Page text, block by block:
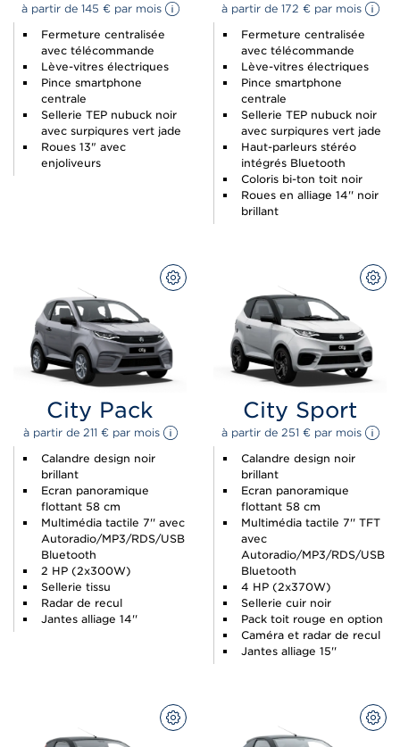
à partir de 145 € par mois
Fermeture centralisée
avec télécommande
Lève-vitres électriques
Pince smartphone
centrale
Sellerie TEP nubuck noir
avec surpiqures vert jade
Roues 13" avec
enjoliveurs
à partir de 172 € par mois
Fermeture centralisée
avec télécommande
Lève-vitres électriques
Pince smartphone
centrale
Sellerie TEP nubuck noir
avec surpiqures vert jade
Haut-parleurs stéréo
intégrés Bluetooth
Coloris bi-ton toit noir
Roues en alliage 14'' noir
brillant
City Pack
à partir de 211 € par mois
CONFIGUREZ
Calandre design noir
brillant
Ecran panoramique
flottant 58 cm
Multimédia tactile 7'' avec
Autoradio/MP3/RDS/USB
Bluetooth
2 HP (2x300W)
Sellerie tissu
Radar de recul
Jantes alliage 14''
City Sport
à partir de 251 € par mois
Calandre design noir
brillant
Ecran panoramique
flottant 58 cm
Multimédia tactile 7'' TFT
avec
Autoradio/MP3/RDS/USB
Bluetooth
4 HP (2x370W)
Sellerie cuir noir
Pack toit rouge en option
Caméra et radar de recul
Jantes alliage 15''
CONFIGUREZ